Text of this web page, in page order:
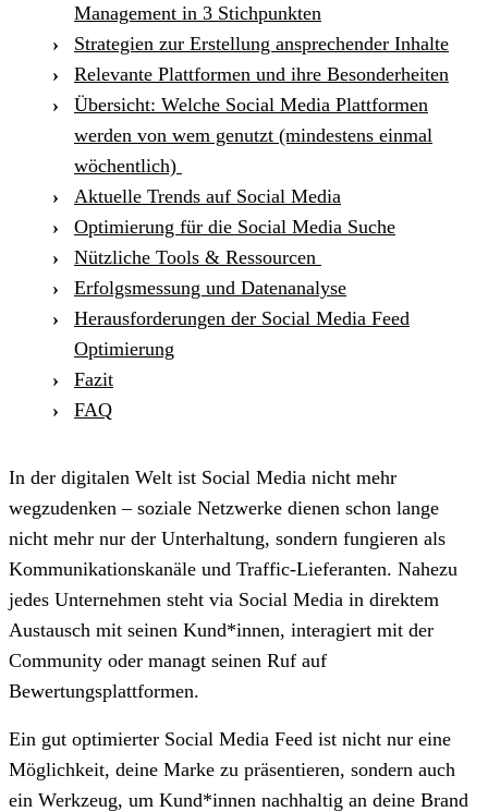
Management in 3 Stichpunkten
Strategien zur Erstellung ansprechender Inhalte
Relevante Plattformen und ihre Besonderheiten
Übersicht: Welche Social Media Plattformen
werden von wem genutzt (mindestens einmal
wöchentlich)
Aktuelle Trends auf Social Media
Optimierung für die Social Media Suche
Nützliche Tools & Ressourcen
Erfolgsmessung und Datenanalyse
Herausforderungen der Social Media Feed
Optimierung
Fazit
FAQ
In der digitalen Welt ist Social Media nicht mehr
wegzudenken – soziale Netzwerke dienen schon lange
nicht mehr nur der Unterhaltung, sondern fungieren als
Kommunikationskanäle und Traffic-Lieferanten. Nahezu
jedes Unternehmen steht via Social Media in direktem
Austausch mit seinen Kund*innen, interagiert mit der
Community oder managt seinen Ruf auf
Bewertungsplattformen.
Ein gut optimierter Social Media Feed ist nicht nur eine
Möglichkeit, deine Marke zu präsentieren, sondern auch
ein Werkzeug, um Kund*innen nachhaltig an deine Brand